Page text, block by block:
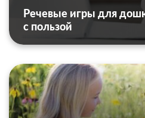
Речевые игры для
с пользой